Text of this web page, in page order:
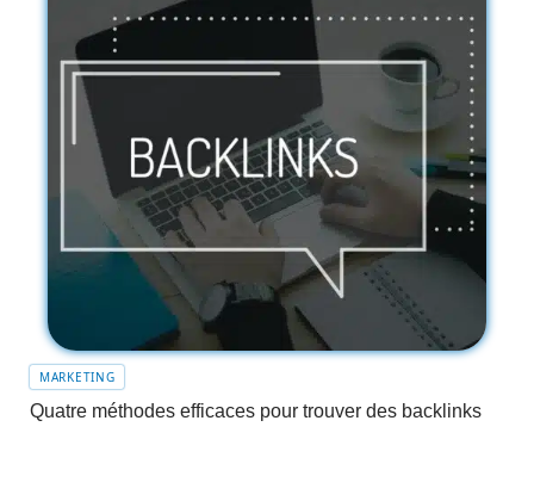
MARKETING
Quatre méthodes efficaces pour trouver des backlinks